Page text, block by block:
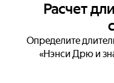
Расчет
Определите
«Нэнси Дрю и